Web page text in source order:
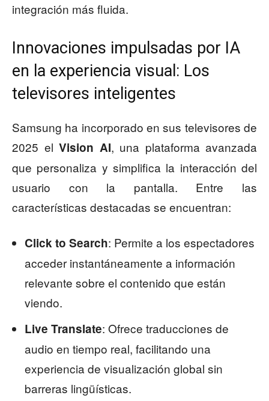
integración más fluida.
Innovaciones impulsadas por IA
en la experiencia visual: Los
televisores inteligentes
Samsung ha incorporado en sus televisores de
2025 el Vision AI, una plataforma avanzada
que personaliza y simplifica la interacción del
usuario con la pantalla. Entre las
características destacadas se encuentran:
Click to Search: Permite a los espectadores
acceder instantáneamente a información
relevante sobre el contenido que están
viendo.
Live Translate: Ofrece traducciones de
audio en tiempo real, facilitando una
experiencia de visualización global sin
barreras lingüísticas.